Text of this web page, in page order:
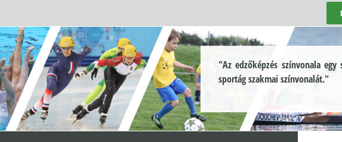
"Az edzőképzés színvonala
sportág szakmai színvonalát."